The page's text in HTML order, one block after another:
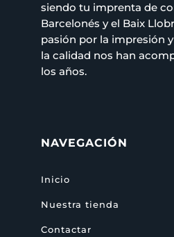
siendo tu imprenta de
Barcelonés y el Baix
pasión por la impresión
la calidad nos han
los años.
NAVEGACIÓN
Inicio
Nuestra tienda
Contactar